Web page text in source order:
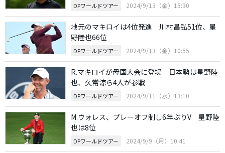
DPワールドツアー 2024/9/13（金）15:30
地元のマキロイは4位発進 川村昌弘51位、星
野陸也66位
DPワールドツアー 2024/9/13（金）10:55
R.マキロイが母国大会に登場 日本勢は星野陸
也、久常涼ら4人が参戦
DPワールドツアー 2024/9/11（水）13:10
M.ウォレス、プレーオフ制し6年ぶりV 星野陸
也は8位
DPワールドツアー 2024/9/9（月）10:41